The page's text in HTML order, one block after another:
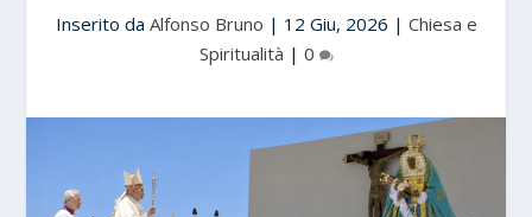
Inserito da Alfonso Bruno | 12 Giu, 2026 | Chiesa e
Spiritualità | 0